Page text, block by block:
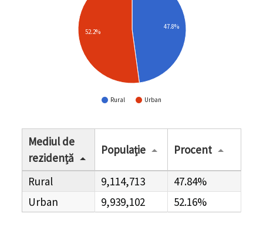
Rural Urban
47.8%
52.2%
Mediul de
rezidență
Populație Procent
Rural 9,114,713
47.84%
Urban
9,939,102 52.16%